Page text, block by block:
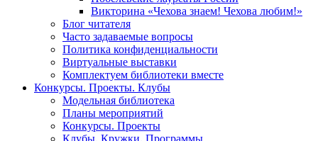
Викторина «Чехова знаем! Чехова любим!»
Блог читателя
Часто задаваемые вопросы
Политика конфиденциальности
Виртуальные выставки
Комплектуем библиотеки вместе
Конкурсы. Проекты. Клубы
Модельная библиотека
Планы мероприятий
Конкурсы. Проекты
Клубы. Кружки. Программы